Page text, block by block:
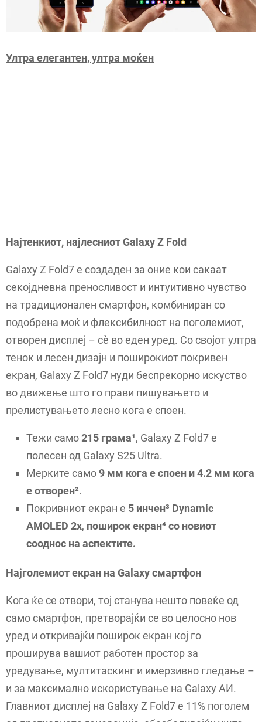
Ултра елегантен, ултра моќен
Најтенкиот, најлесниот Galaxy Z Fold
Galaxy Z Fold7 е создаден за оние кои сакаат
секојдневна преносливост и интуитивно чувство
на традиционален смартфон, комбиниран со
подобрена моќ и флексибилност на поголемиот,
отворен дисплеј – сè во еден уред. Со својот ултра
тенок и лесен дизајн и поширокиот покривен
екран, Galaxy Z Fold7 нуди беспрекорно искуство
во движење што го прави пишувањето и
прелистувањето лесно кога е споен.
Тежи само215 грама¹, Galaxy Z Fold7 е
полесен од Galaxy S25 Ultra.
Мерките само9 мм кога е споен и 4.2 мм кога
е отворен².
Покривниот екран е 5 инчен³ Dynamic
AMOLED 2x, поширок екран⁴ со новиот
сооднос на аспектите.
Најголемиот екран на Galaxy смартфон
Кога ќе се отвори, тој станува нешто повеќе од
само смартфон, претворајќи се во целосно нов
уред и откривајќи поширок екран кој го
проширува вашиот работен простор за
уредување, мултитаскинг и имерзивно гледање –
и за максимално искористување на Galaxy АИ.
Главниот дисплеј на Galaxy Z Fold7 е 11% поголем